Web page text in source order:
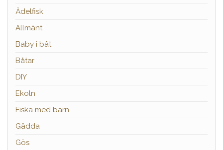
Ädelfisk
Allmänt
Baby i båt
Båtar
DIY
Ekoln
Fiska med barn
Gädda
Gös